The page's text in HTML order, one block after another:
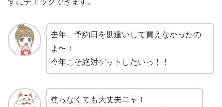
ずにチェックできます。
去年、予約日を勘違いして買えなかったの
よ〜！
今年こそ絶対ゲットしたいっ！！
焦らなくても大丈夫ニャ！